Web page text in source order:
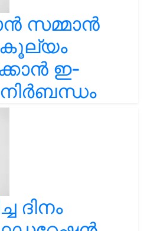
സമ്മാൻ
ഇ-
ദിനം